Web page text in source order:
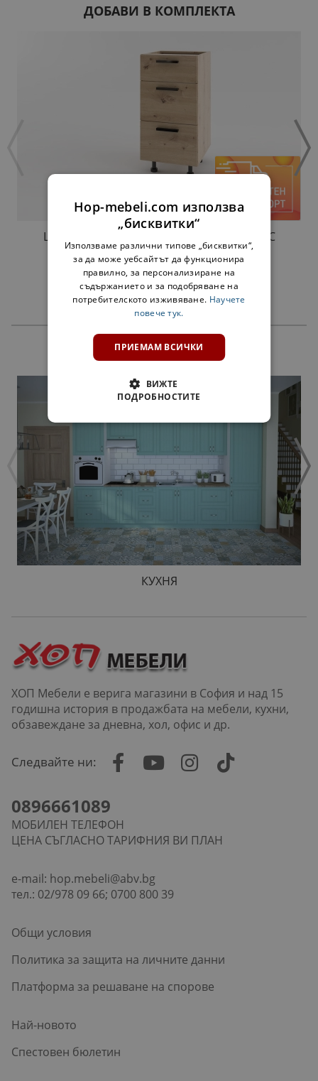
ДОБАВИ В КОМПЛЕКТА
ШКАФ С ЧЕКМЕДЖЕТА H40Ш МАРТА ЛУКС
ЗЛАТЕН ДЪБ
75,00 € 146,69 лв.
ПРОДУКТИ
КУХНЯ
ХОП Мебели е верига магазини в София и над 15
годишна история в продажбата на мебели, кухни,
обзавеждане за дневна, хол, офис и др.
Следвайте ни:
0896661089
МОБИЛЕН ТЕЛЕФОН
ЦЕНА СЪГЛАСНО ТАРИФНИЯ ВИ ПЛАН
e-mail: hop.mebeli@abv.bg
тел.: 02/978 09 66; 0700 800 39
Общи условия
Политика за защита на личните данни
Платформа за решаване на спорове
Най-новото
Спестовен бюлетин
Hop-mebeli.com използва
„бисквитки“
Използваме различни типове „бисквитки“,
за да може уебсайтът да функционира
правилно, за персонализиране на
съдържанието и за подобряване на
потребителското изживяване. Научете
повече тук.
ПРИЕМАМ ВСИЧКИ
ВИЖТЕ
ПОДРОБНОСТИТЕ